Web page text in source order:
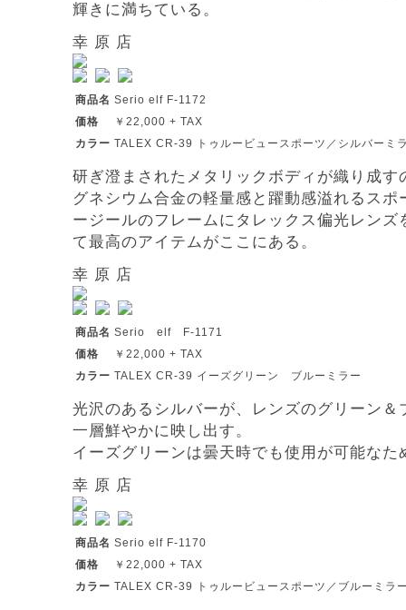
輝きに満ちている。
幸 原 店
商品名 Serio elf F-1172
価格
￥22,000 + TAX
カラー TALEX CR-39 トゥルービュースポーツ／シルバーミ
研ぎ澄まされたメタリックボディが織り成す
グネシウム合金の軽量感と躍動感溢れるスポ
ージールのフレームにタレックス偏光レンズ
て最高のアイテムがここにある。
幸 原 店
商品名 Serio elf F-1171
価格
￥22,000 + TAX
カラー TALEX CR-39 イーズグリーン ブルーミラー
光沢のあるシルバーが、レンズのグリーン＆
一層鮮やかに映し出す。
イーズグリーンは曇天時でも使用が可能なた
幸 原 店
商品名 Serio elf F-1170
価格
￥22,000 + TAX
カラー TALEX CR-39 トゥルービュースポーツ／ブルーミラ